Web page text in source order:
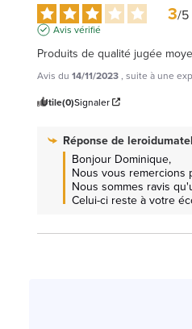
3/5
Avis vérifié
Produits de qualité jugée
Avis du 14/11/2023, suite à une
Utile(0)Signaler
Réponse de
Bonjour Dominique,
Nous vous
Nous sommes ravis
Celui-ci reste à votre